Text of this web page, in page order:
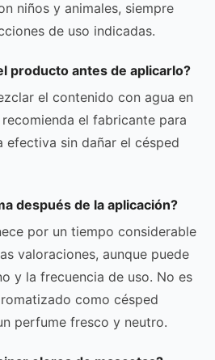
niños y animales, siempre
de uso indicadas.
producto antes de aplicarlo?
el contenido con agua en
el fabricante para
efectiva sin dañar el césped
después de la aplicación?
por un tiempo considerable
valoraciones, aunque puede
y la frecuencia de uso. No es
como césped
perfume fresco y neutro.